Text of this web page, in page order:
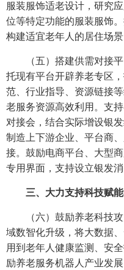
服装服饰适老设计，研究
位等特定功能的服装服饰
构建适宜老年人的居住场景
（五）搭建供需对接
托现有平台开辟养老专区
范、行业指导、资源链接
老服务资源高效利用。支
对接会，结合实际增设银
制造上下游企业、平台商
接。鼓励电商平台、大型
专用界面，支持设立银发
三、大力支持科技赋
（六）鼓励养老科技
域数智化升级，将大数据
用到老年人健康监测、安
励养老服务机器人产业发